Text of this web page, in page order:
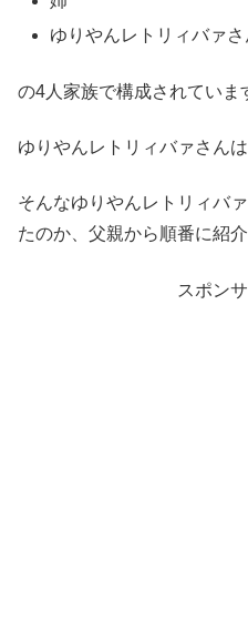
ゆりやんレトリィバァさ
の4人家族で構成されていま
ゆりやんレトリィバァさん
そんなゆりやんレトリィバ
たのか、父親から順番に紹介
スポン